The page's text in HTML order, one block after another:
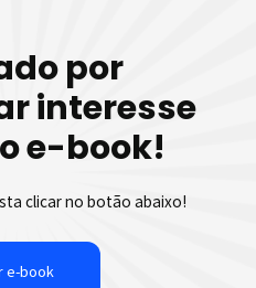
alunopor
interesse
e-book!
clicar no botão abaixo!
e-book